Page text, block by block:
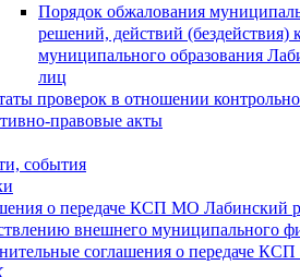
Порядок обжалования
решений, действий (бездействия)
муниципального образования
лиц
проверок в отношении
правовые акты
события
о передаче КСП МО Лабинский
внешнего муниципального
соглашения о передаче